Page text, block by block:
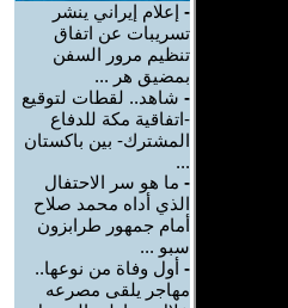
- إعلام إيراني ينشر
تسريبات عن اتفاق
تنظيم مرور السفن
بمضيق هر ...
- شاهد.. لقطات لتوقيع
-اتفاقية مكة للدفاع
المشترك- بين باكستان
...
- ما هو سر الاحتفال
الذي أداه محمد صلاح
أمام جمهور طرابزون
سبو ...
- أول وفاة من نوعها..
مهاجر يلقى مصرعه